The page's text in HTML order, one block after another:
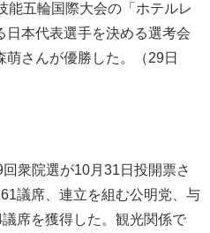
能五輪国際大会の「ホテルレ
日本代表選手を決める選考会
さんが優勝した。（29日
衆院選が10月31日投開票さ
議席、連立を組む公明党、与
席を獲得した。観光関係で